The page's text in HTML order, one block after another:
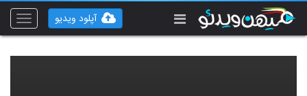
Toggle
آپلود ویدیو